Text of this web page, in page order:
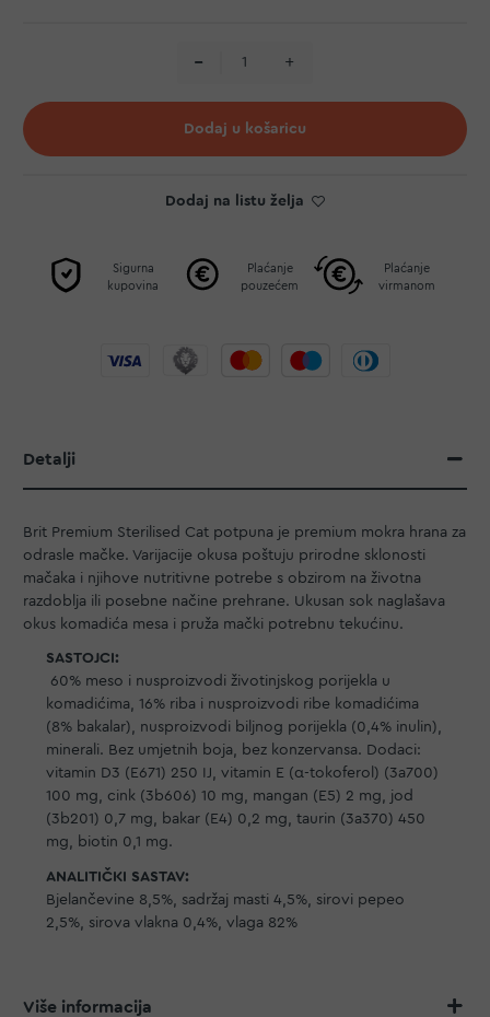
Dodaj u košaricu
Dodaj na listu želja
Sigurna
kupovina
Plaćanje
pouzećem
Plaćanje
virmanom
Detalji
Brit Premium Sterilised Cat potpuna je premium mokra hrana za
odrasle mačke. Varijacije okusa poštuju prirodne sklonosti
mačaka i njihove nutritivne potrebe s obzirom na životna
razdoblja ili posebne načine prehrane. Ukusan sok naglašava
okus komadića mesa i pruža mački potrebnu tekućinu.
SASTOJCI:
60% meso i nusproizvodi životinjskog porijekla u
komadićima, 16% riba i nusproizvodi ribe komadićima
(8% bakalar), nusproizvodi biljnog porijekla (0,4% inulin),
minerali. Bez umjetnih boja, bez konzervansa. Dodaci:
vitamin D3 (E671) 250 IJ, vitamin E (α-tokoferol) (3a700)
100 mg, cink (3b606) 10 mg, mangan (E5) 2 mg, jod
(3b201) 0,7 mg, bakar (E4) 0,2 mg, taurin (3a370) 450
mg, biotin 0,1 mg.
ANALITIČKI SASTAV:
Bjelančevine 8,5%, sadržaj masti 4,5%, sirovi pepeo
2,5%, sirova vlakna 0,4%, vlaga 82%
Više informacija